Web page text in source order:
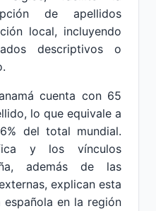
de apellidos
local, incluyendo
descriptivos o
cuenta con 65
lo que equivale a
del total mundial.
y los vínculos
además de las
explican esta
española en la región